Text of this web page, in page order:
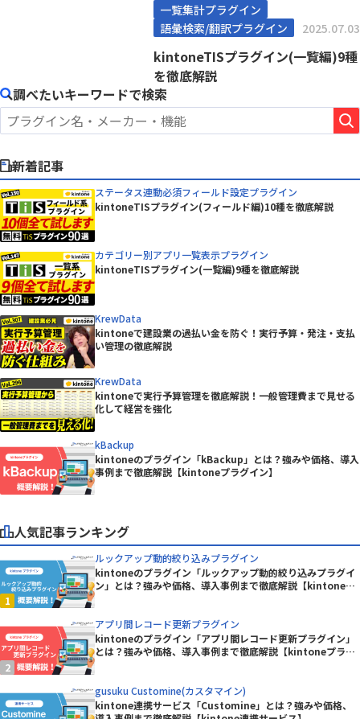
一覧集計プラグイン
語彙検索/翻訳プラグイン
2025.07.03
kintoneTISプラグイン(一覧編)9種
を徹底解説
調べたいキーワードで検索
新着記事
ステータス連動必須フィールド設定プラグイン
kintoneTISプラグイン(フィールド編)10種を徹底解説
カテゴリー別アプリ一覧表示プラグイン
kintoneTISプラグイン(一覧編)9種を徹底解説
KrewData
kintoneで建設業の過払い金を防ぐ！実行予算・発注・支払
い管理の徹底解説
KrewData
kintoneで実行予算管理を徹底解説！一般管理費まで見せる
化して経営を強化
kBackup
kintoneのプラグイン「kBackup」とは？強みや価格、導入
事例まで徹底解説【kintoneプラグイン】
人気記事ランキング
ルックアップ動的絞り込みプラグイン
kintoneのプラグイン「ルックアップ動的絞り込みプラグイ
ン」とは？強みや価格、導入事例まで徹底解説【kintoneプ
アプリ間レコード更新プラグイン
kintoneのプラグイン「アプリ間レコード更新プラグイン」
とは？強みや価格、導入事例まで徹底解説【kintoneプラグ
gusuku Customine(カスタマイン)
kintone連携サービス「Customine」とは？強みや価格、